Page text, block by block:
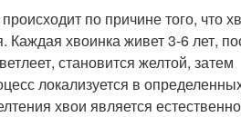
по причине того, что
Каждая хвоинка живет 3-6 лет,
становится желтой, затем
локализуется в
хвои является